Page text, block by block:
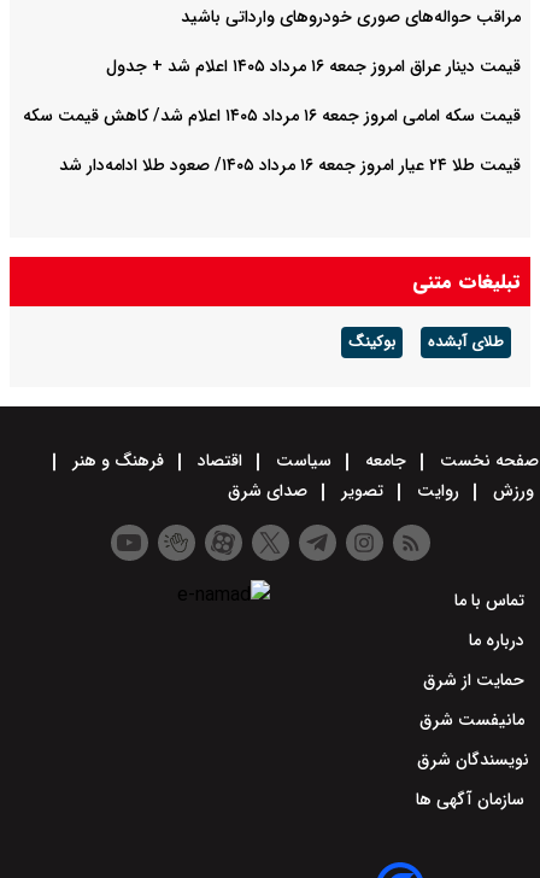
مراقب حواله‌های صوری خودروهای وارداتی باشید
قیمت دینار عراق امروز جمعه ۱۶ مرداد ۱۴۰۵ اعلام شد + جدول
قیمت سکه امامی امروز جمعه ۱۶ مرداد ۱۴۰۵ اعلام شد/ کاهش قیمت سکه
قیمت طلا ۲۴ عیار امروز جمعه ۱۶ مرداد ۱۴۰۵/ صعود طلا ادامه‌دار شد
تبلیغات متنی
طلای آبشده بوکینگ
صفحه نخست جامعه سیاست اقتصاد
فرهنگ و هنر
ورزش
روایت تصویر صدای شرق
تماس با ما
درباره ما
حمایت از شرق
مانیفست شرق
نویسندگان شرق
سازمان آگهی ها